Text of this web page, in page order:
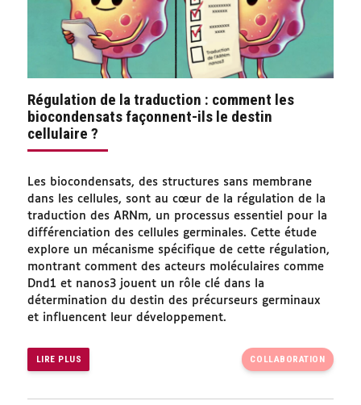
Régulation de la traduction : comment les
biocondensats façonnent-ils le destin
cellulaire ?
Les biocondensats, des structures sans membrane
dans les cellules, sont au cœur de la régulation de la
traduction des ARNm, un processus essentiel pour la
différenciation des cellules germinales. Cette étude
explore un mécanisme spécifique de cette régulation,
montrant comment des acteurs moléculaires comme
Dnd1 et nanos3 jouent un rôle clé dans la
détermination du destin des précurseurs germinaux
et influencent leur développement.
LIRE PLUS COLLABORATION